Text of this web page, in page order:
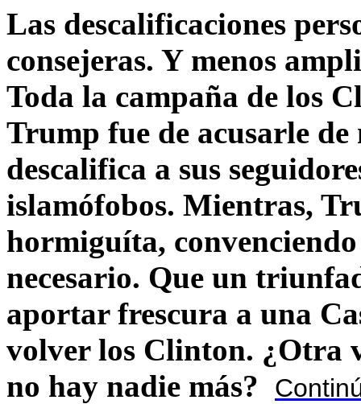
Las descalificaciones
consejeras. Y menos
Toda la campaña de los
Trump fue de acusarle
descalifica a sus
islamófobos. Mientras,
hormiguíta,
necesario. Que un
aportar frescura a una
volver los Clinton. ¿Otra
no hay nadie más?